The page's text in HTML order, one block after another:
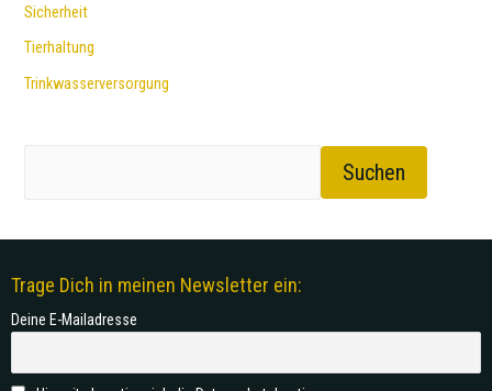
Sicherheit
Tierhaltung
Trinkwasserversorgung
Suchen
Trage Dich in meinen Newsletter ein:
Deine E-Mailadresse